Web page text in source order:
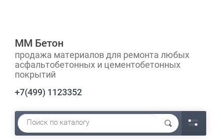
ММ Бетон
продажа материалов для ремонта любых
асфальтобетонных и цементобетонных
покрытий
+7(499) 1123352